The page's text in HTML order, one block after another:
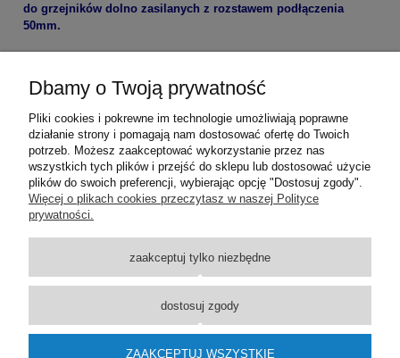
do grzejników dolno zasilanych z rozstawem podłączenia
50mm.
Gwarancja 3 lata.
Pomoc
Dostawa
Moje konto
O firmie
Dbamy o Twoją prywatność
Pliki cookies i pokrewne im technologie umożliwiają poprawne
działanie strony i pomagają nam dostosować ofertę do Twoich
potrzeb. Możesz zaakceptować wykorzystanie przez nas
wszystkich tych plików i przejść do sklepu lub dostosować użycie
plików do swoich preferencji, wybierając opcję "Dostosuj zgody".
Więcej o plikach cookies przeczytasz w naszej Polityce
prywatności.
zaakceptuj tylko niezbędne
dostosuj zgody
ZAAKCEPTUJ WSZYSTKIE